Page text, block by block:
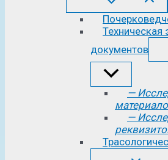
Техническая
документов
—
—